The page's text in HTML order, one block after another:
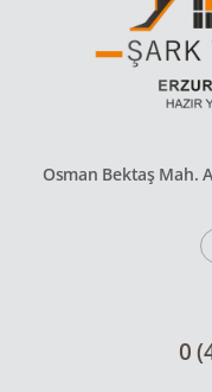
Osman Bektaş Mah.
0